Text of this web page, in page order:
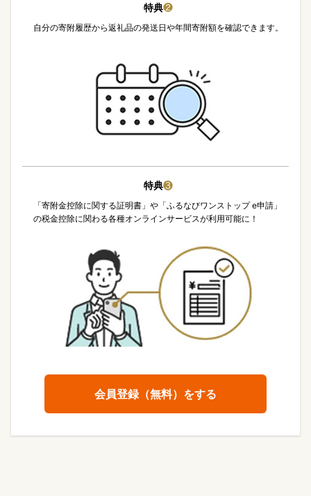
特典❷
自分の寄附履歴から返礼品の発送日や年間寄附額を確認できます。
特典❸
「寄附金控除に関する証明書」や「ふるなびワンストップ e申請」
の税金控除に関わる各種オンラインサービスが利用可能に！
会員登録（無料）をする